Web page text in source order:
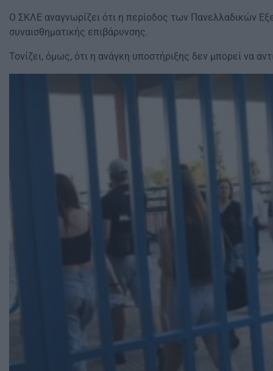
Ο ΣΚΛΕ αναγνωρίζει ότι η περίοδος των Πανελλαδικών
συναισθηματικής επιβάρυνσης.
Τονίζει, όμως, ότι η ανάγκη υποστήριξης δεν μπορεί να